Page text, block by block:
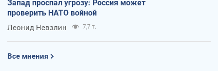
Запад проспал угрозу: Россия может
проверить НАТО войной
Леонид Невзлин 7,7 т.
Все мнения